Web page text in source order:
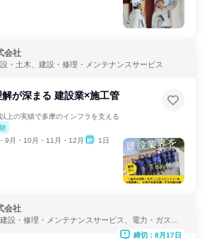
会社
・土木、建設・修理・メンテナンスサービス
解が深まる 建設業×施工管
上の実績で多摩のインフラを支える
9月・10月・11月・12月 1日
会社
設・修理・メンテナンスサービス、電力・ガス・
締切：8月17日